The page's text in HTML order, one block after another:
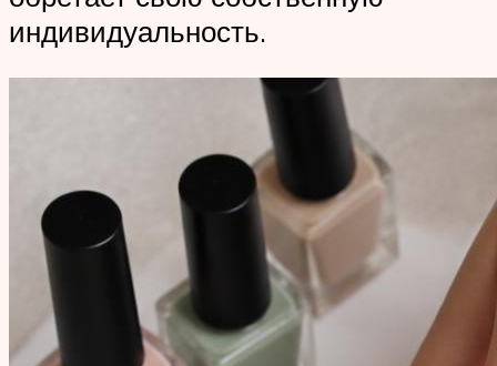
индивидуальность.